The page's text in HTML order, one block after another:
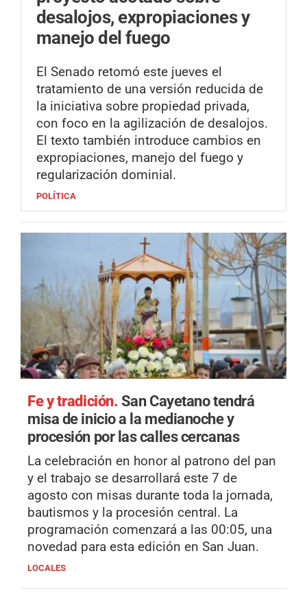
desalojos, expropiaciones y
manejo del fuego
El Senado retomó este jueves el
tratamiento de una versión reducida de
la iniciativa sobre propiedad privada,
con foco en la agilización de desalojos.
El texto también introduce cambios en
expropiaciones, manejo del fuego y
regularización dominial.
POLÍTICA
Fe y tradición. San Cayetano tendrá
misa de inicio a la medianoche y
procesión por las calles cercanas
La celebración en honor al patrono del pan
y el trabajo se desarrollará este 7 de
agosto con misas durante toda la jornada,
bautismos y la procesión central. La
programación comenzará a las 00:05, una
novedad para esta edición en San Juan.
LOCALES